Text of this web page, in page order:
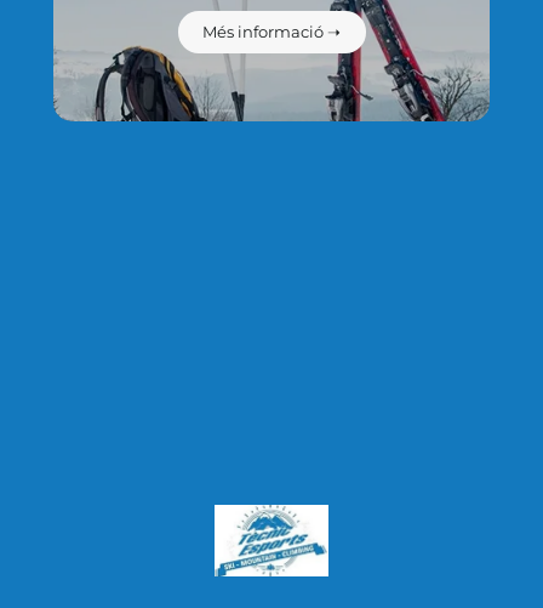
privacitat i protecció de dades
Més informació ➝